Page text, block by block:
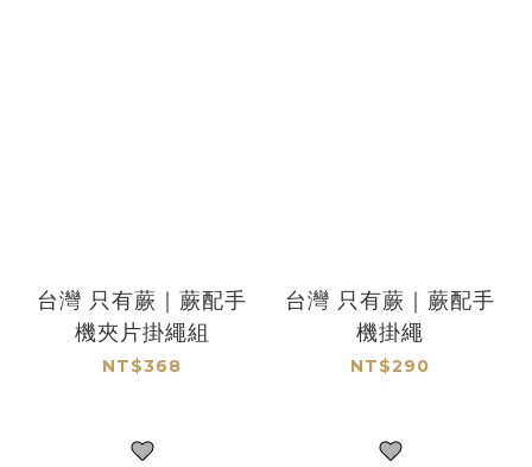
台灣 只有蕨｜蕨配手
機夾片掛繩組
NT$368
台灣 只有蕨｜蕨配手
機掛繩
NT$290